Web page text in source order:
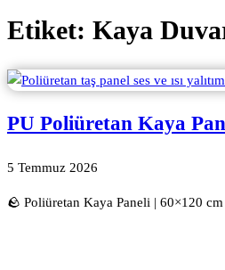
Etiket: Kaya
PU Poliüretan Kaya
5 Temmuz 2026
🪨 Poliüretan Kaya Paneli | 60×120